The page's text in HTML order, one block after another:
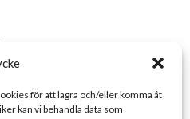
för att lagra och/eller komma åt
kan vi behandla data som